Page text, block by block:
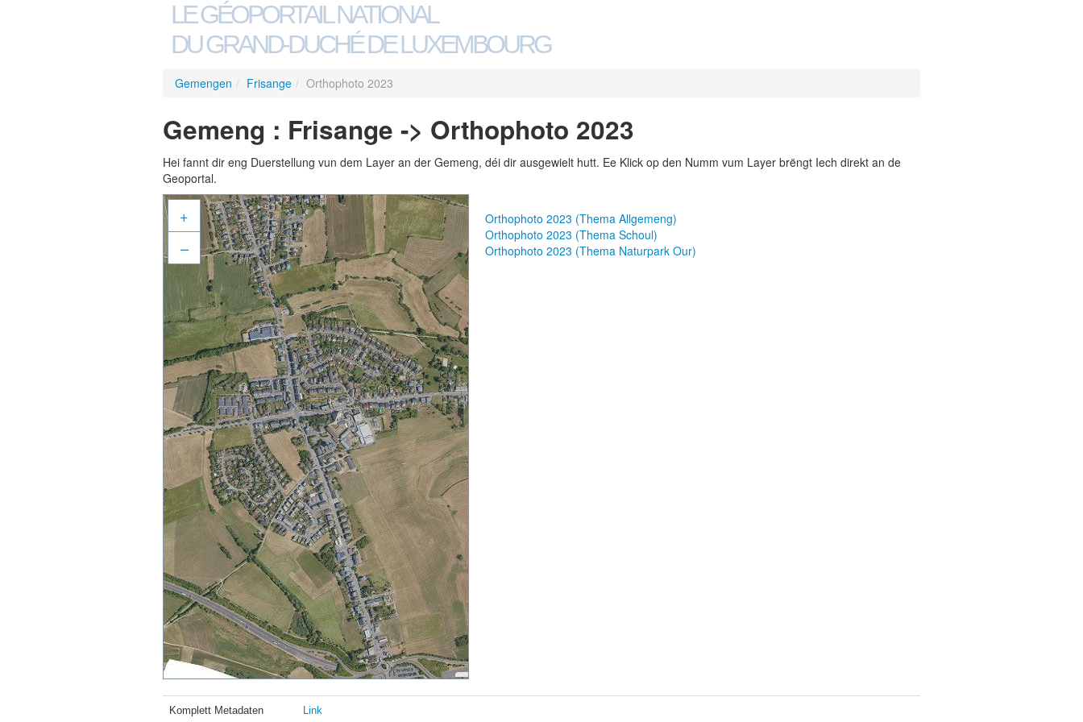
LE GÉOPORTAIL NATIONAL
DU GRAND-DUCHÉ DE LUXEMBOURG
Gemengen / Frisange / Orthophoto 2023
Gemeng : Frisange -> Orthophoto 2023
Hei fannt dir eng Duerstellung vun dem Layer an der Gemeng, déi dir ausgewielt hutt. Ee Klick op den Numm vum Layer brëngt Iech direkt an de
Geoportal.
+
–
Orthophoto 2023 (Thema Allgemeng)
Orthophoto 2023 (Thema Schoul)
Orthophoto 2023 (Thema Naturpark Our)
Komplett Metadaten Link